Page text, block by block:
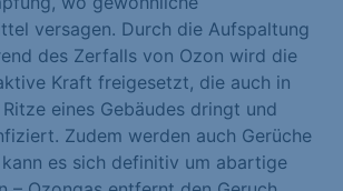
versagen. Durch die Aufspaltung
des Zerfalls von Ozon wird die
Kraft freigesetzt, die auch in
eines Gebäudes dringt und
Zudem werden auch Gerüche
es sich definitiv um abartige
werden, bedarf der Zugriff auf diese Inhalte
mehr.
Informationen anzeigen
Datenschutzerklärung Impressum